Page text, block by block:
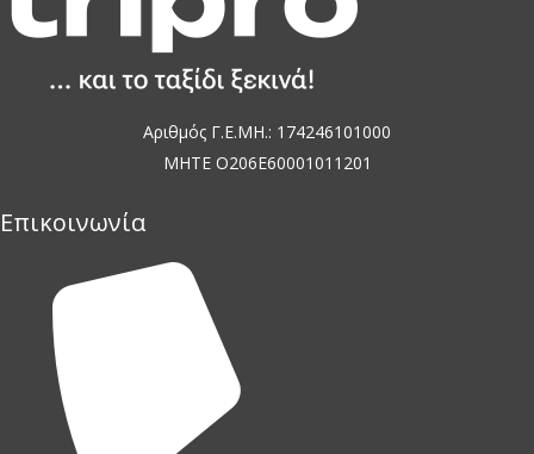
Αριθμός Γ.Ε.ΜΗ.: 174246101000
MHTE O206E60001011201
Επικοινωνία